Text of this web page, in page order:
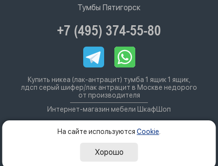
Тумбы Пятигорск
+7 (495) 374-55-80
Купить никеа (лак-антрацит) тумба 1 ящик 1 ящик,
лдсп серый шифер/лак антрацит в Москве недорого
от производителя
Интернет-магазин мебели ШкафШоп
На сайте используются Cookie
Хорошо